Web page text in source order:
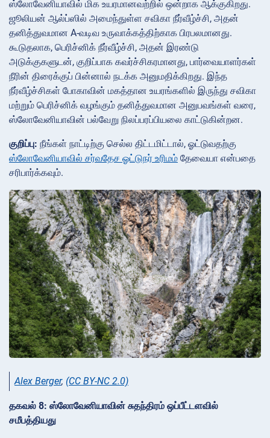
ஸ்லோவேனியாவில் மிக உயரமானவற்றில் ஒன்றாக ஆக்குகிறது.
ஜூலியன் ஆல்ப்ஸில் அமைந்துள்ள சவிகா நீர்வீழ்ச்சி, அதன்
தனித்துவமான A-வடிவ உருவாக்கத்திற்காக பிரபலமானது.
கூடுதலாக, பெரிச்னிக் நீர்வீழ்ச்சி, அதன் இரண்டு
அடுக்குகளுடன், குறிப்பாக கவர்ச்சிகரமானது, பார்வையாளர்கள்
நீரின் திரைக்குப் பின்னால் நடக்க அனுமதிக்கிறது. இந்த
நீர்வீழ்ச்சிகள் போகாவின் மகத்தான உயரங்களில் இருந்து சவிகா
மற்றும் பெரிச்னிக் வழங்கும் தனித்துவமான அனுபவங்கள் வரை,
ஸ்லோவேனியாவின் பல்வேறு நிலப்பரப்பியலை காட்டுகின்றன.
குறிப்பு: நீங்கள் நாட்டிற்கு செல்ல திட்டமிட்டால், ஓட்டுவதற்கு
ஸ்லோவேனியாவில் சர்வதேச ஓட்டுநர் உரிமம் தேவையா என்பதை
சரிபார்க்கவும்.
Alex Berger, (CC BY-NC 2.0)
தகவல் 8: ஸ்லோவேனியாவின் சுதந்திரம் ஒப்பீட்டளவில்
சமீபத்தியது